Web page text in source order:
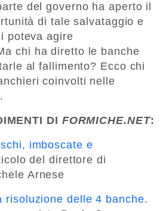
del governo ha aperto il
di tale salvataggio e
poteva agire
chi ha diretto le banche
al fallimento? Ecco chi
coinvolti nelle
DI FORMICHE.NET:
imboscate e
del direttore di
Arnese
risoluzione delle 4 banche.